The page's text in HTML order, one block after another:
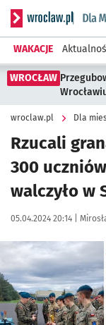
Serwis
WAKACJE
WROCŁAW
wroclaw.pl Dla
Rzucali
300
walczyło w
Data publikacji:
05.04.2024 20:14 | Autor:
Kliknij, aby zobaczyć